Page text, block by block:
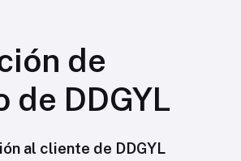
de
de DDGYL
al cliente de DDGYL